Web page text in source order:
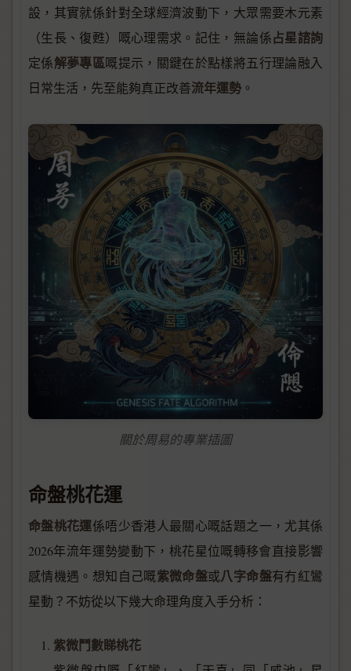
設，其實就係針對全球經濟波動下，大眾需要木元素
（生長、復甦）嘅心理需求。記住，無論係占星諮詢
定係解夢專區嘅提示，關鍵在於點樣將五行理論融入
日常生活，先至能夠真正改善流年運勢 。
關於周易的專業插圖
命盤桃花運
命盤桃花運係唔少香港人最關心嘅話題之一，尤其係
2026年流年運勢變動下，桃花星位嘅轉移會直接影響
感情機遇。想知自己嘅紫微命盤或八字命盤有冇紅鸞
星動？不妨從以下幾大命理角度入手分析：
紫微鬥數睇桃花